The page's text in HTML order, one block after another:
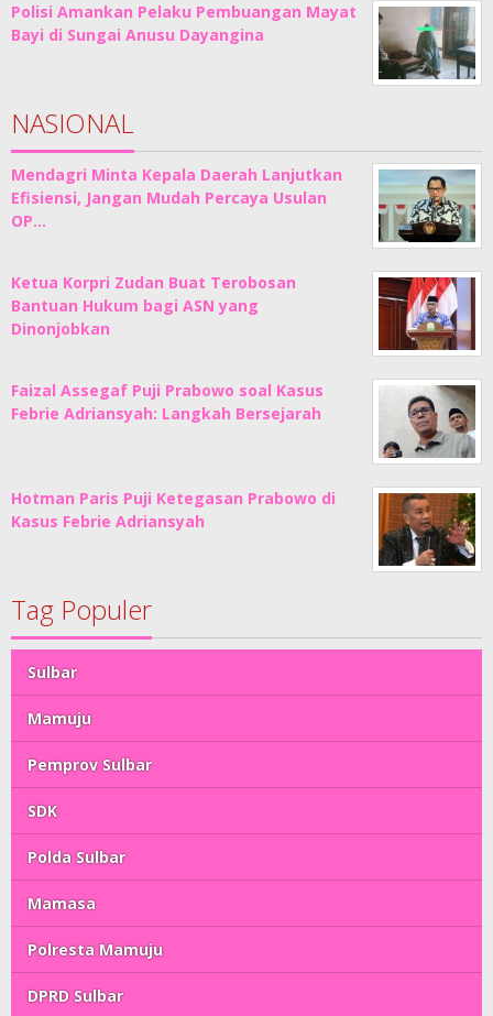
Polisi Amankan Pelaku Pembuangan Mayat
Bayi di Sungai Anusu Dayangina
NASIONAL
Mendagri Minta Kepala Daerah Lanjutkan
Efisiensi, Jangan Mudah Percaya Usulan
OP…
Ketua Korpri Zudan Buat Terobosan
Bantuan Hukum bagi ASN yang
Dinonjobkan
Faizal Assegaf Puji Prabowo soal Kasus
Febrie Adriansyah: Langkah Bersejarah
Hotman Paris Puji Ketegasan Prabowo di
Kasus Febrie Adriansyah
Tag Populer
Sulbar
Mamuju
Pemprov Sulbar
SDK
Polda Sulbar
Mamasa
Polresta Mamuju
DPRD Sulbar